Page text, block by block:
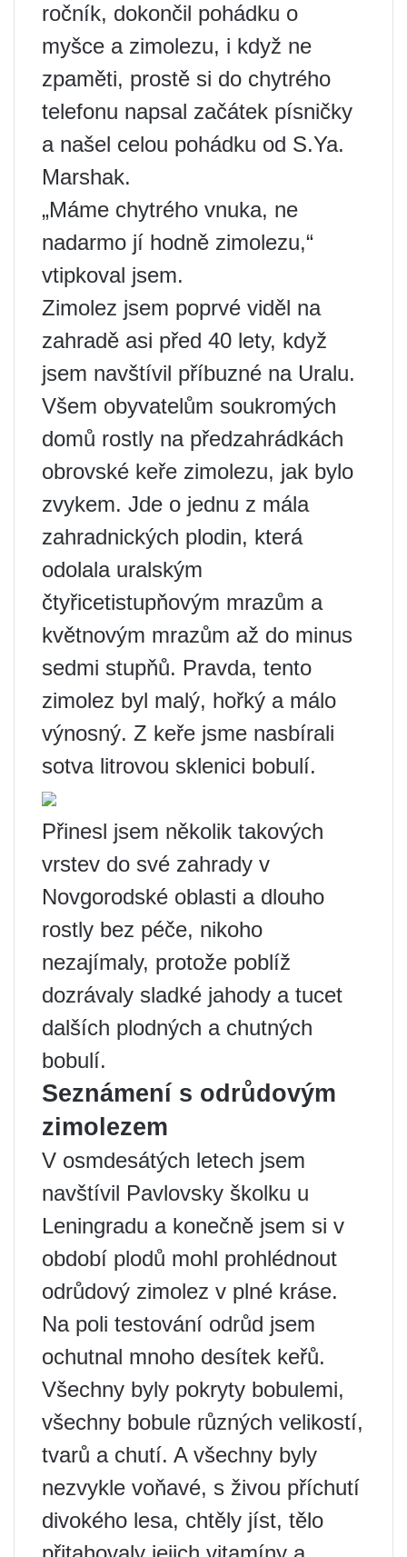
ročník, dokončil pohádku o
myšce a zimolezu, i když ne
zpaměti, prostě si do chytrého
telefonu napsal začátek písničky
a našel celou pohádku od S.Ya.
Marshak.
„Máme chytrého vnuka, ne
nadarmo jí hodně zimolezu,“
vtipkoval jsem.
Zimolez jsem poprvé viděl na
zahradě asi před 40 lety, když
jsem navštívil příbuzné na Uralu.
Všem obyvatelům soukromých
domů rostly na předzahrádkách
obrovské keře zimolezu, jak bylo
zvykem. Jde o jednu z mála
zahradnických plodin, která
odolala uralským
čtyřicetistupňovým mrazům a
květnovým mrazům až do minus
sedmi stupňů. Pravda, tento
zimolez byl malý, hořký a málo
výnosný. Z keře jsme nasbírali
sotva litrovou sklenici bobulí.
Přinesl jsem několik takových
vrstev do své zahrady v
Novgorodské oblasti a dlouho
rostly bez péče, nikoho
nezajímaly, protože poblíž
dozrávaly sladké jahody a tucet
dalších plodných a chutných
bobulí.
Seznámení s odrůdovým
zimolezem
V osmdesátých letech jsem
navštívil Pavlovsky školku u
Leningradu a konečně jsem si v
období plodů mohl prohlédnout
odrůdový zimolez v plné kráse.
Na poli testování odrůd jsem
ochutnal mnoho desítek keřů.
Všechny byly pokryty bobulemi,
všechny bobule různých velikostí,
tvarů a chutí. A všechny byly
nezvykle voňavé, s živou příchutí
divokého lesa, chtěly jíst, tělo